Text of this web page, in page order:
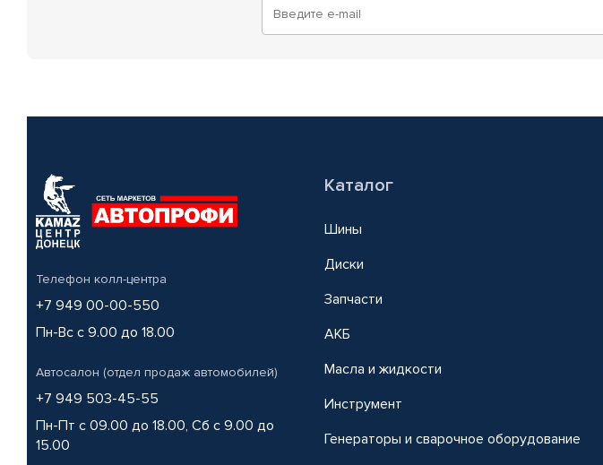
Телефон колл-центра
+7 949 00-00-550
Пн-Вс с 9.00 до 18.00
Автосалон (отдел продаж автомобилей)
+7 949 503-45-55
Пн-Пт с 09.00 до 18.00, Сб с 9.00 до
15.00
Каталог
Шины
Диски
Запчасти
АКБ
Масла и жидкости
Инструмент
Генераторы и сварочное оборудование